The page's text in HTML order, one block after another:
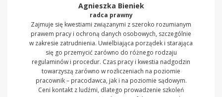
Agnieszka Bieniek
radca prawny
Zajmuje się kwestiami związanymi z szeroko rozumianym
prawem pracy i ochroną danych osobowych, szczególnie
w zakresie zatrudnienia. Uwielbiająca porządek i starająca
się go przemycić zarówno do różnego rodzaju
regulaminów i procedur. Czas pracy i kwestia nadgodzin
towarzyszą zarówno w rozliczeniach na poziomie
pracownik – pracodawca, jak i na poziomie sądowym.
Ceni kontakt z ludźmi, dlatego prowadzenie szkoleń